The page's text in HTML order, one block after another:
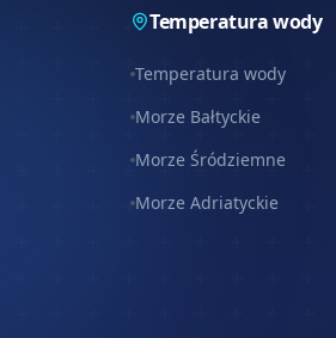
Temperatura wody
Temperatura wody
Morze Bałtyckie
Morze Śródziemne
Morze Adriatyckie